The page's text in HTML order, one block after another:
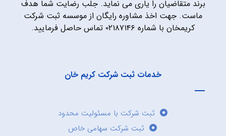
برند متقاضیان را یاری می نماید. جلب رضایت شما هدف
ماست. جهت اخذ مشاوره رایگان از موسسه ثبت شرکت
کریمخان با شماره ۰۲۱۸۷۱۴۶ تماس حاصل فرمایید.
خدمات ثبت شرکت کریم خان
ثبت شرکت با مسئولیت محدود
ثبت شرکت سهامی خاص